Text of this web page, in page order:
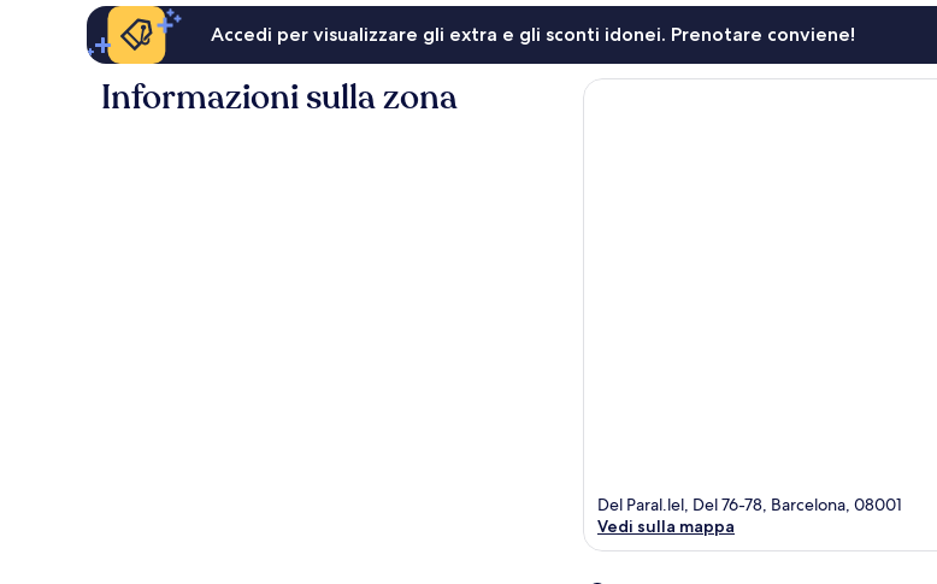
Accedi per visualizzare gli extra e gli sconti idonei. Prenotare conviene!
Informazioni sulla zona
Del Paral.lel, Del 76-78, Barcelona, 08001
Vedi sulla mappa